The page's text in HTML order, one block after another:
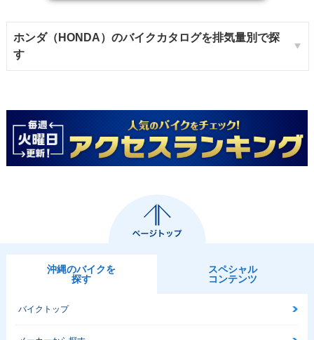
ホンダ（HONDA）のバイクカタログを排気量別で探
す
沖縄のバイクを
探す
スペシャル
コンテンツ
バイクトップ